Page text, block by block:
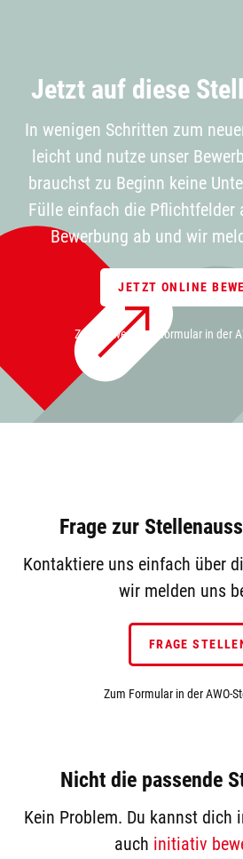
Jetzt auf diese
In wenigen Schritten zum
leicht und nutze unser
brauchst zu Beginn keine
Fülle einfach die Pflichtfelder
Bewerbung ab und wir
JETZT ONLINE
Zum Bewerbungsformular in der
Frage zur
Kontaktiere uns einfach über
wir melden uns
FRAGE
Zum Formular in der AWO-
Nicht die passende
Kein Problem. Du kannst dich
auch initiativ